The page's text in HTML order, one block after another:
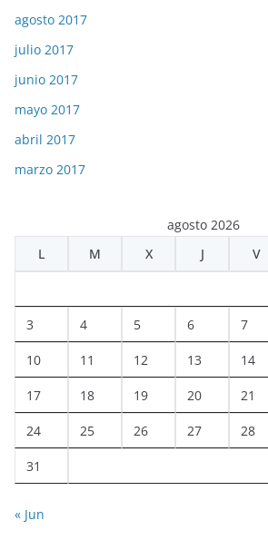
agosto 2017
julio 2017
junio 2017
mayo 2017
abril 2017
marzo 2017
agosto 2026
L
M X J V
3 4 5 6 7
10 11 12 13 14
17 18 19 20 21
24 25 26 27 28
31
« Jun